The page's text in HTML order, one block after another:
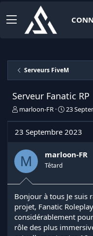
Serveurs FiveM
Serveur Fanatic RP
I
t
a
e
u
d
e
l
a
d
marloon-FR
D
e
e
t
23
23 Septembre 2023
M marloon-FR
Têtard
Bonjour à tous Je suis
projet, Fanatic
considérablement
rôle des plus